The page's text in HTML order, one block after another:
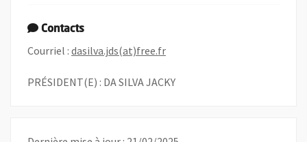
Contacts
Courriel : dasilva.jds(at)free.fr, Ouvre une nouvelle fenêtre
PRÉSIDENT(E) : DA SILVA JACKY